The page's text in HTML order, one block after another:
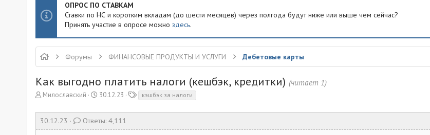
ОПРОС ПО СТАВКАМ
Ставки по НС и коротким вкладам (до шести месяцев) через полгода будут ниже или выше чем сейчас?
Принять участие в опросе можно здесь.
Форумы ФИНАНСОВЫЕ ПРОДУКТЫ И УСЛУГИ Дебетовые карты
Как выгодно платить налоги (кешбэк, кредитки) (читает 1)
А
т
о
р
Милославский
Д
т
а
н
30.12.23
г
кэшбэк за налоги
30.12.23 Ответы: 4,111